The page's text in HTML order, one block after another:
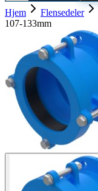
Hjem Flensedeler
107-133mm